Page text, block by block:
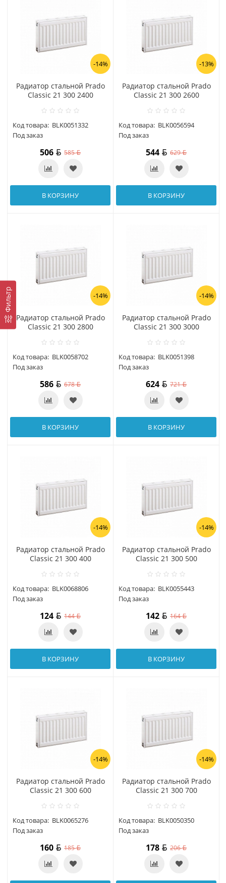
Фильтр
-14%
Радиатор стальной Prado
Classic 21 300 2400
Код товара: BLK0051332
Под заказ
506 585
В КОРЗИНУ
-13%
Радиатор стальной Prado
Classic 21 300 2600
Код товара: BLK0056594
Под заказ
544 629
В КОРЗИНУ
-14%
Радиатор стальной Prado
Classic 21 300 2800
Код товара: BLK0058702
Под заказ
586 678
В КОРЗИНУ
-14%
Радиатор стальной Prado
Classic 21 300 3000
Код товара: BLK0051398
Под заказ
624 721
В КОРЗИНУ
-14%
Радиатор стальной Prado
Classic 21 300 400
Код товара: BLK0068806
Под заказ
124 144
В КОРЗИНУ
-14%
Радиатор стальной Prado
Classic 21 300 500
Код товара: BLK0055443
Под заказ
142 164
В КОРЗИНУ
-14%
Радиатор стальной Prado
Classic 21 300 600
Код товара: BLK0065276
Под заказ
160 185
-14%
Радиатор стальной Prado
Classic 21 300 700
Код товара: BLK0050350
Под заказ
178 206